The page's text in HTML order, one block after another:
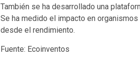
También se ha desarrollado una
Se ha medido el impacto en
desde el rendimiento.
Fuente: Ecoinventos